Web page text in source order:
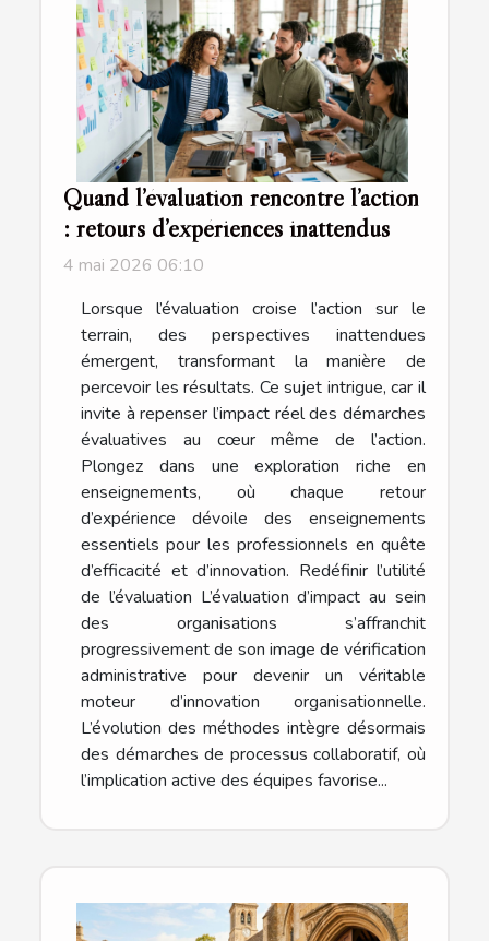
Quand l’évaluation rencontre l’action
: retours d’expériences inattendus
4 mai 2026 06:10
Lorsque l’évaluation croise l’action sur le
terrain, des perspectives inattendues
émergent, transformant la manière de
percevoir les résultats. Ce sujet intrigue, car il
invite à repenser l’impact réel des démarches
évaluatives au cœur même de l’action.
Plongez dans une exploration riche en
enseignements, où chaque retour
d’expérience dévoile des enseignements
essentiels pour les professionnels en quête
d’efficacité et d’innovation. Redéfinir l’utilité
de l’évaluation L’évaluation d’impact au sein
des organisations s’affranchit
progressivement de son image de vérification
administrative pour devenir un véritable
moteur d’innovation organisationnelle.
L’évolution des méthodes intègre désormais
des démarches de processus collaboratif, où
l’implication active des équipes favorise...